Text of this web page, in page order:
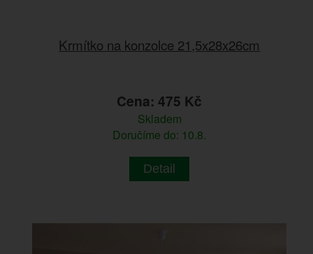
Krmítko na konzolce 21,5x28x26cm
Cena: 475 Kč
Skladem
Doručíme do: 10.8.
Detail